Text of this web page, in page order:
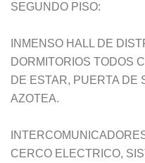
SEGUNDO PISO:
INMENSO HALL DE
DORMITORIOS TODOS
DE ESTAR, PUERTA DE
AZOTEA.
CERCO ELECTRICO,